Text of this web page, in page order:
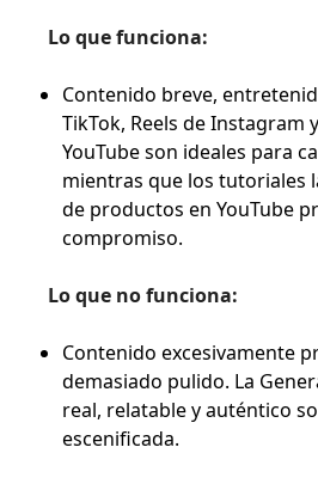
Lo que funciona:
Contenido breve,
TikTok, Reels de Instagram
YouTube son ideales para
mientras que los tutoriales
de productos en YouTube
compromiso.
Lo que no funciona:
Contenido excesivamente
demasiado pulido. La
real, relatable y auténtico
escenificada.